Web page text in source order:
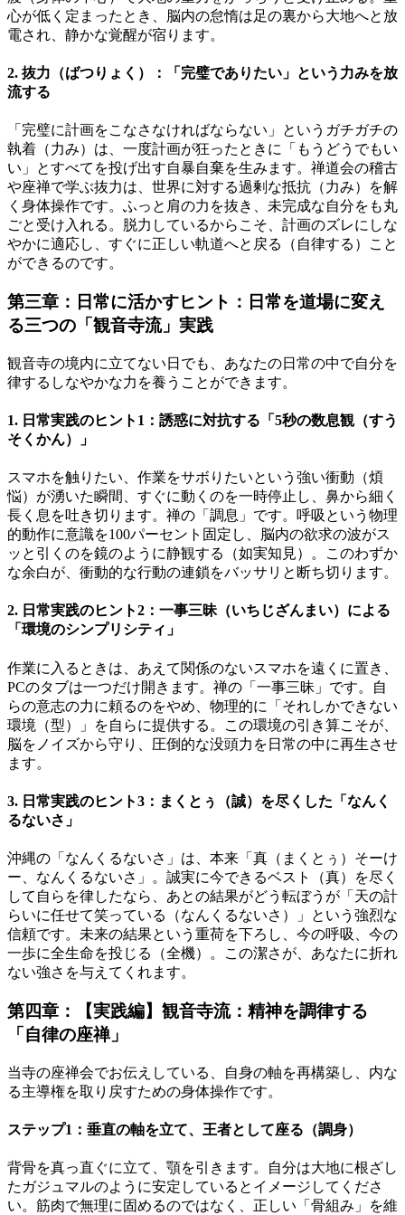
心が低く定まったとき、脳内の怠惰は足の裏から大地へと放
電され、静かな覚醒が宿ります。
2. 抜力（ばつりょく）：「完璧でありたい」という力みを放
流する
「完璧に計画をこなさなければならない」というガチガチの
執着（力み）は、一度計画が狂ったときに「もうどうでもい
い」とすべてを投げ出す自暴自棄を生みます。禅道会の稽古
や座禅で学ぶ抜力は、世界に対する過剰な抵抗（力み）を解
く身体操作です。ふっと肩の力を抜き、未完成な自分をも丸
ごと受け入れる。脱力しているからこそ、計画のズレにしな
やかに適応し、すぐに正しい軌道へと戻る（自律する）こと
ができるのです。
第三章：日常に活かすヒント：日常を道場に変え
る三つの「観音寺流」実践
観音寺の境内に立てない日でも、あなたの日常の中で自分を
律するしなやかな力を養うことができます。
1. 日常実践のヒント1：誘惑に対抗する「5秒の数息観（すう
そくかん）」
スマホを触りたい、作業をサボりたいという強い衝動（煩
悩）が湧いた瞬間、すぐに動くのを一時停止し、鼻から細く
長く息を吐き切ります。禅の「調息」です。呼吸という物理
的動作に意識を100パーセント固定し、脳内の欲求の波がス
ッと引くのを鏡のように静観する（如実知見）。このわずか
な余白が、衝動的な行動の連鎖をバッサリと断ち切ります。
2. 日常実践のヒント2：一事三昧（いちじざんまい）による
「環境のシンプリシティ」
作業に入るときは、あえて関係のないスマホを遠くに置き、
PCのタブは一つだけ開きます。禅の「一事三昧」です。自
らの意志の力に頼るのをやめ、物理的に「それしかできない
環境（型）」を自らに提供する。この環境の引き算こそが、
脳をノイズから守り、圧倒的な没頭力を日常の中に再生させ
ます。
3. 日常実践のヒント3：まくとぅ（誠）を尽くした「なんく
るないさ」
沖縄の「なんくるないさ」は、本来「真（まくとぅ）そーけ
ー、なんくるないさ」。誠実に今できるベスト（真）を尽く
して自らを律したなら、あとの結果がどう転ぼうが「天の計
らいに任せて笑っている（なんくるないさ）」という強烈な
信頼です。未来の結果という重荷を下ろし、今の呼吸、今の
一歩に全生命を投じる（全機）。この潔さが、あなたに折れ
ない強さを与えてくれます。
第四章：【実践編】観音寺流：精神を調律する
「自律の座禅」
当寺の座禅会でお伝えしている、自身の軸を再構築し、内な
る主導権を取り戻すための身体操作です。
ステップ1：垂直の軸を立て、王者として座る（調身）
背骨を真っ直ぐに立て、顎を引きます。自分は大地に根ざし
たガジュマルのように安定しているとイメージしてくださ
い。筋肉で無理に固めるのではなく、正しい「骨組み」を維